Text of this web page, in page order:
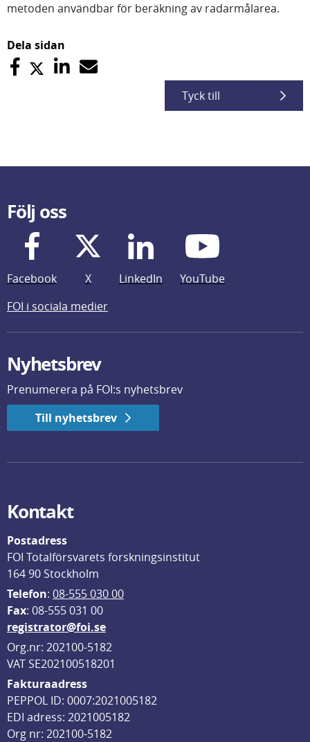
metoden användbar för beräkning av radarmålarea.
Dela sidan
Tyck till
Följ oss
Facebook X LinkedIn
YouTube
FOI i sociala medier
Nyhetsbrev
Prenumerera på FOI:s nyhetsbrev
Till nyhetsbrev
Kontakt
Postadress
FOI Totalförsvarets forskningsinstitut
164 90 Stockholm
Telefon: 08-555 030 00
Fax: 08-555 031 00
registrator@foi.se
Org.nr: 202100-5182
VAT SE202100518201
Fakturaadress
PEPPOL ID: 0007:2021005182
EDI adress: 2021005182
Org nr: 202100-5182